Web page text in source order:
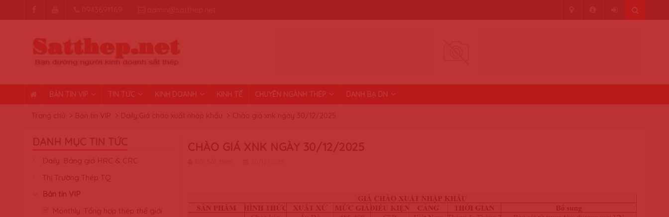
BẢN TIN VIP TIN TỨC KINH DOANH KINH TẾ CHUYÊN NGÀNH THÉP DANH BẠ DN
Daily: Bảng giá HRC & CRC
Thị Trường Thép TQ
Bản tin VIP
Monthly: Tổng hợp thép thế giới